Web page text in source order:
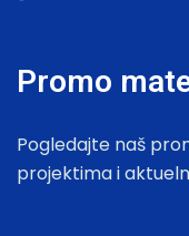
Promo
Pogledajte naš
projektima i